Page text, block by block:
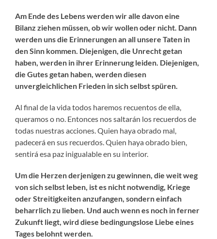
Am Ende des Lebens werden wir alle davon eine
Bilanz ziehen müssen, ob wir wollen oder nicht. Dann
werden uns die Erinnerungen an all unsere Taten in
den Sinn kommen. Diejenigen, die Unrecht getan
haben, werden in ihrer Erinnerung leiden. Diejenigen,
die Gutes getan haben, werden diesen
unvergleichlichen Frieden in sich selbst spüren.
Al final de la vida todos haremos recuentos de ella,
queramos o no. Entonces nos saltarán los recuerdos de
todas nuestras acciones. Quien haya obrado mal,
padecerá en sus recuerdos. Quien haya obrado bien,
sentirá esa paz inigualable en su interior.
Um die Herzen derjenigen zu gewinnen, die weit weg
von sich selbst leben, ist es nicht notwendig, Kriege
oder Streitigkeiten anzufangen, sondern einfach
beharrlich zu lieben. Und auch wenn es noch in ferner
Zukunft liegt, wird diese bedingungslose Liebe eines
Tages belohnt werden.